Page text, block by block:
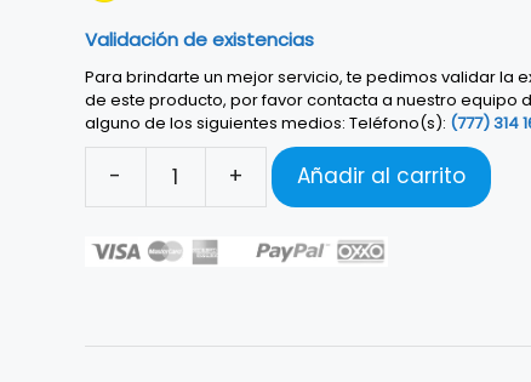
Validación de existencias
Para brindarte un mejor servicio, te pedimos validar la
de este producto, por favor contacta a nuestro equipo
alguno de los siguientes medios: Teléfono(s): (777) 314
-
montaje
Bose
+ Añadir al carrito